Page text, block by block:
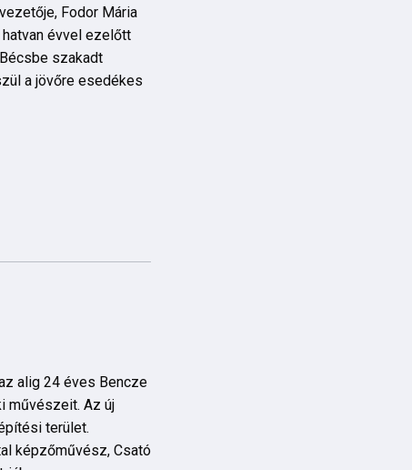
Fodor Mária
évvel ezelőtt
szakadt
a jövőre esedékes
alig 24 éves Bencze
művészeit. Az új
terület.
képzőművész, Csató